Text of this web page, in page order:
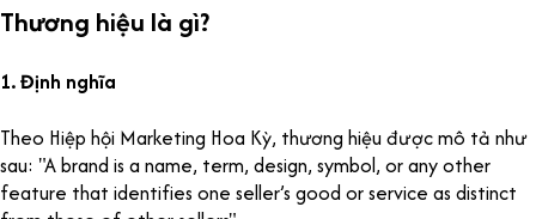
Thương hiệu là gì?
1. Định nghĩa
Theo Hiệp hội Marketing Hoa Kỳ, thương hiệu được mô tả như
sau: "A brand is a name, term, design, symbol, or any other
feature that identifies one seller’s good or service as distinct